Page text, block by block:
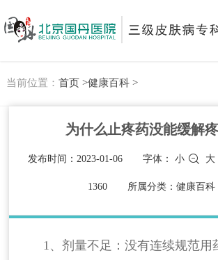
当前位置： 首页 >健康百科 >
为什么止疼药没能缓解
发布时间：2023-01-06 字体：小 大
1360 所属分类：健康百科
1、剂量不足：没有连续规范用